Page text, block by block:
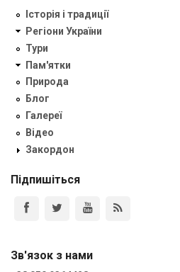
Історія і традиції
Регіони України
Тури
Пам'ятки
Природа
Блог
Галереї
Відео
Закордон
Підпишіться
Зв'язок з нами